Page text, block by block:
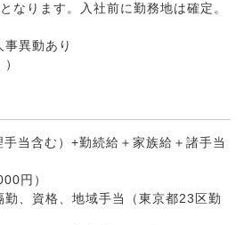
なります。入社前に勤務地は確定。
異動あり
当含む）+勤続給＋家族給＋諸手当
円）
、資格、地域手当（東京都23区勤